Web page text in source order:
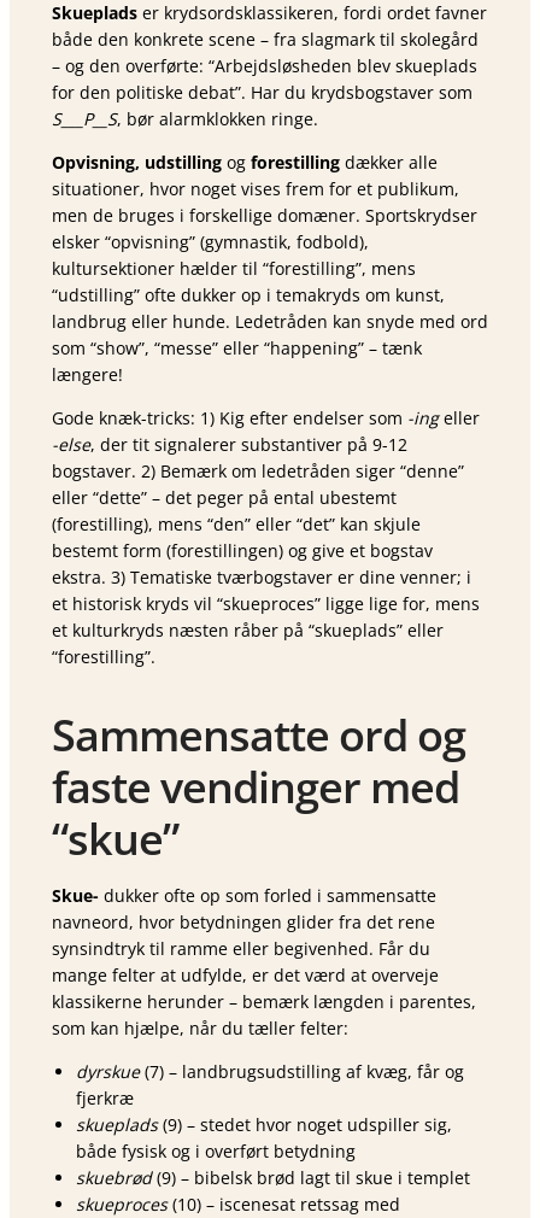
Skueplads er krydsordsklassikeren, fordi ordet favner
både den konkrete scene – fra slagmark til skolegård
– og den overførte: “Arbejdsløsheden blev skueplads
for den politiske debat”. Har du krydsbogstaver som
S___P__S, bør alarmklokken ringe.
Opvisning, udstilling og forestilling dækker alle
situationer, hvor noget vises frem for et publikum,
men de bruges i forskellige domæner. Sportskrydser
elsker “opvisning” (gymnastik, fodbold),
kultursektioner hælder til “forestilling”, mens
“udstilling” ofte dukker op i tema­kryds om kunst,
landbrug eller hunde. Ledetråden kan snyde med ord
som “show”, “messe” eller “happening” – tænk
længere!
Gode knæk-tricks: 1) Kig efter endelser som -ingeller
-else, der tit signalerer substantiver på 9-12
bogstaver. 2) Bemærk om ledetråden siger “denne”
eller “dette” – det peger på ental ubestemt
(forestilling), mens “den” eller “det” kan skjule
bestemt form (forestillingen) og give et bogstav
ekstra. 3) Tematiske tvær­bogstaver er dine venner; i
et historisk kryds vil “skueproces” ligge lige for, mens
et kulturkryds næsten råber på “skueplads” eller
“forestilling”.
Sammensatte ord og
faste vendinger med
“skue”
Skue- dukker ofte op som forled i sammensatte
navneord, hvor betydningen glider fra det rene
synsindtryk til ramme eller begivenhed. Får du
mange felter at udfylde, er det værd at overveje
klassikerne herunder – bemærk længden i parentes,
som kan hjælpe, når du tæller felter:
dyrskue(7) – landbrugs­udstilling af kvæg, får og
fjerkræ
skueplads(9) – stedet hvor noget udspiller sig,
både fysisk og i overført betydning
skuebrød(9) – bibelsk brød lagt til skue i templet
skueproces(10) – iscenesat retssag med